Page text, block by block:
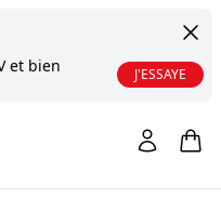
et bien
J'ESSAYE